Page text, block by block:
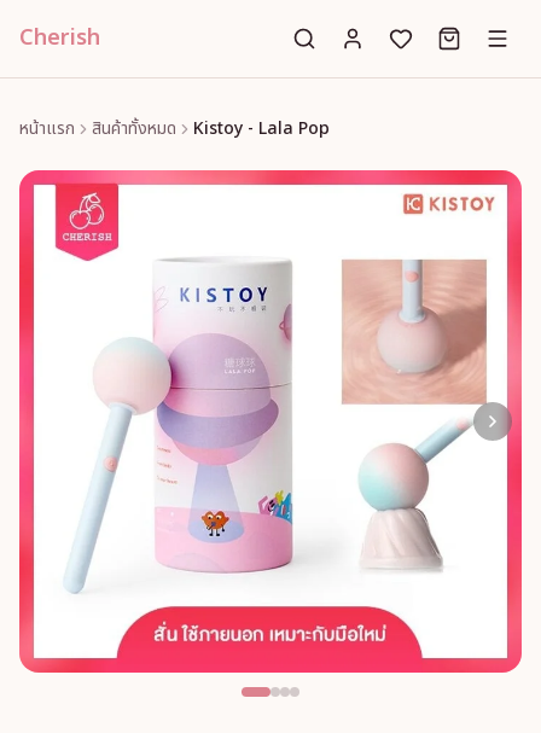
Cherish
หน้าแรก สินค้าทั้งหมด Kistoy - Lala Pop